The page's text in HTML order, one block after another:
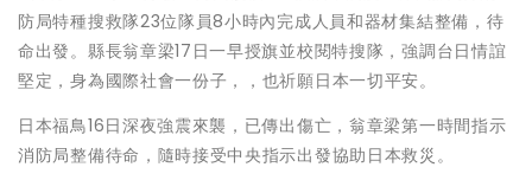
防局特種搜救隊23位隊員8小時內完成人員和器材集結整備，待
命出發。縣長翁章梁17日一早授旗並校閱特搜隊，強調台日情誼
堅定，身為國際社會一份子，，也祈願日本一切平安。
日本福鳥16日深夜強震來襲，已傳出傷亡，翁章梁第一時間指示
消防局整備待命，隨時接受中央指示出發協助日本救災。